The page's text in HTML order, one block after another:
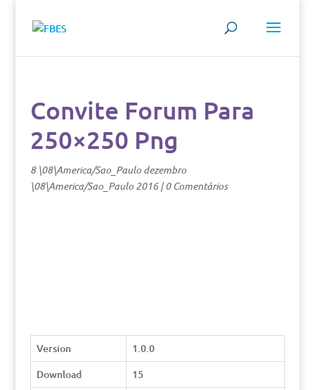
Convite Forum Para
250×250 Png
8 \08\America/Sao_Paulo dezembro
\08\America/Sao_Paulo 2016|0 Comentários
Version
1.0.0
Download
15